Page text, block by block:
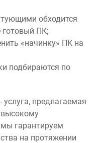
обходится
готовый ПК;
«начинку» ПК на
подбираются по
предлагаемая
гарантируем
на протяжении